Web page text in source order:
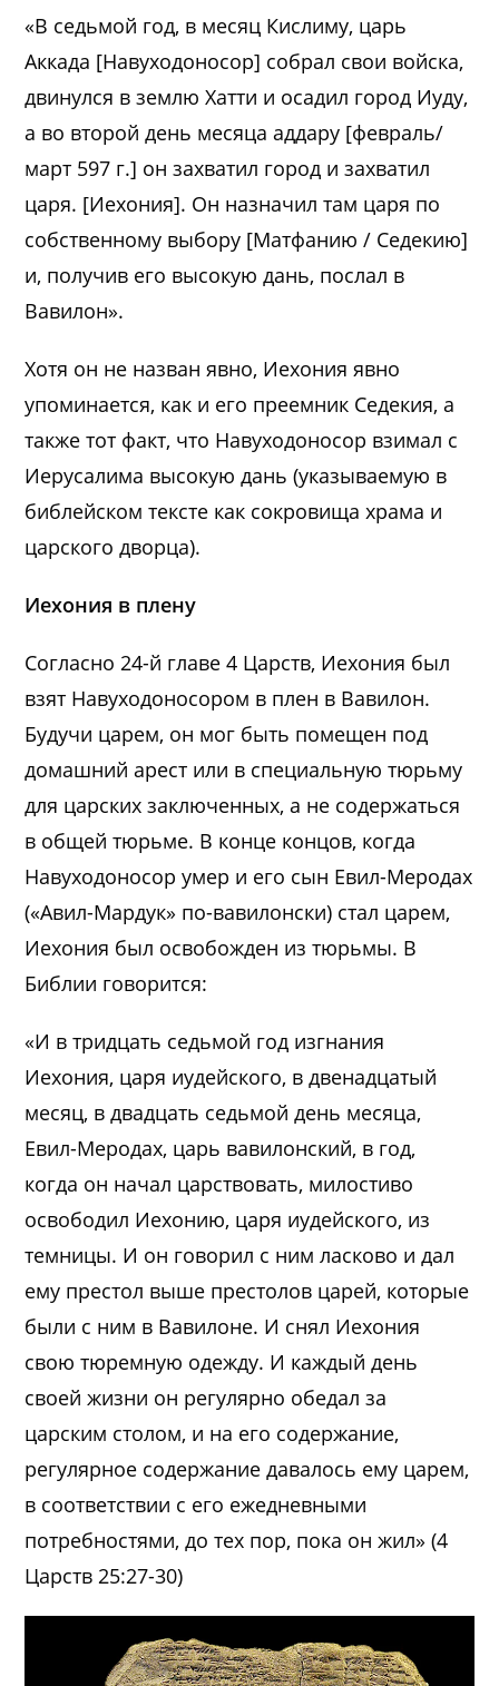
«В седьмой год, в месяц Кислиму, царь
Аккада [Навуходоносор] собрал свои войска,
двинулся в землю Хатти и осадил город Иуду,
а во второй день месяца аддару [февраль/
март 597 г.] он захватил город и захватил
царя. [Иехония]. Он назначил там царя по
собственному выбору [Матфанию / Седекию]
и, получив его высокую дань, послал в
Вавилон».
Хотя он не назван явно, Иехония явно
упоминается, как и его преемник Седекия, а
также тот факт, что Навуходоносор взимал с
Иерусалима высокую дань (указываемую в
библейском тексте как сокровища храма и
царского дворца).
Иехония в плену
Согласно 24-й главе 4 Царств, Иехония был
взят Навуходоносором в плен в Вавилон.
Будучи царем, он мог быть помещен под
домашний арест или в специальную тюрьму
для царских заключенных, а не содержаться
в общей тюрьме. В конце концов, когда
Навуходоносор умер и его сын Евил-Меродах
(«Авил-Мардук» по-вавилонски) стал царем,
Иехония был освобожден из тюрьмы. В
Библии говорится:
«И в тридцать седьмой год изгнания
Иехония, царя иудейского, в двенадцатый
месяц, в двадцать седьмой день месяца,
Евил-Меродах, царь вавилонский, в год,
когда он начал царствовать, милостиво
освободил Иехонию, царя иудейского, из
темницы. И он говорил с ним ласково и дал
ему престол выше престолов царей, которые
были с ним в Вавилоне. И снял Иехония
свою тюремную одежду. И каждый день
своей жизни он регулярно обедал за
царским столом, и на его содержание,
регулярное содержание давалось ему царем,
в соответствии с его ежедневными
потребностями, до тех пор, пока он жил» (4
Царств 25:27-30)